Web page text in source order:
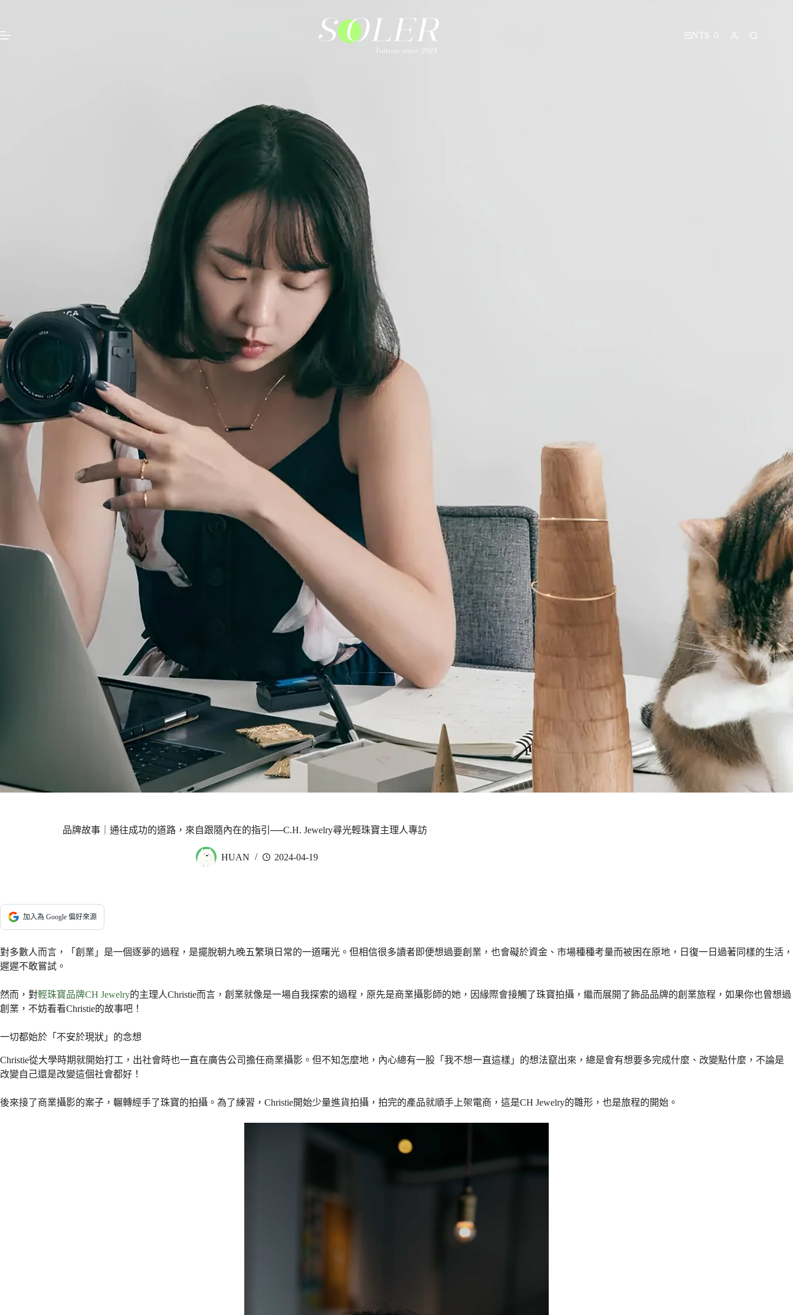
NT$ 0
品牌故事｜通往成功的道路，來自跟隨內在的指引──C.H. Jewelry尋光輕珠寶主理人專訪
HUAN 2024-04-19
加入為 Google 偏好來源
對多數人而言，「創業」是一個逐夢的過程，是擺脫朝九晚五繁瑣日常的一道曙光。但相信很多讀者即便想過要創業，也會礙於資金、市場種種考量而被困在原地，日復一日過著同樣的生活，
遲遲不敢嘗試。
然而，對輕珠寶品牌CH Jewelry的主理人Christie而言，創業就像是一場自我探索的過程，原先是商業攝影師的她，因緣際會接觸了珠寶拍攝，繼而展開了飾品品牌的創業旅程，如果你也曾想過
創業，不妨看看Christie的故事吧！
一切都始於「不安於現狀」的念想
Christie從大學時期就開始打工，出社會時也一直在廣告公司擔任商業攝影。但不知怎麼地，內心總有一股「我不想一直這樣」的想法竄出來，總是會有想要多完成什麼、改變點什麼，不論是
改變自己還是改變這個社會都好！
後來接了商業攝影的案子，輾轉經手了珠寶的拍攝。為了練習，Christie開始少量進貨拍攝，拍完的產品就順手上架電商，這是CH Jewelry的雛形，也是旅程的開始。